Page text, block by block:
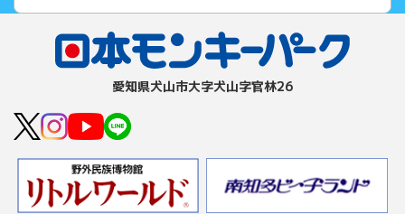
愛知県⽝⼭市⼤字⽝⼭字官林26